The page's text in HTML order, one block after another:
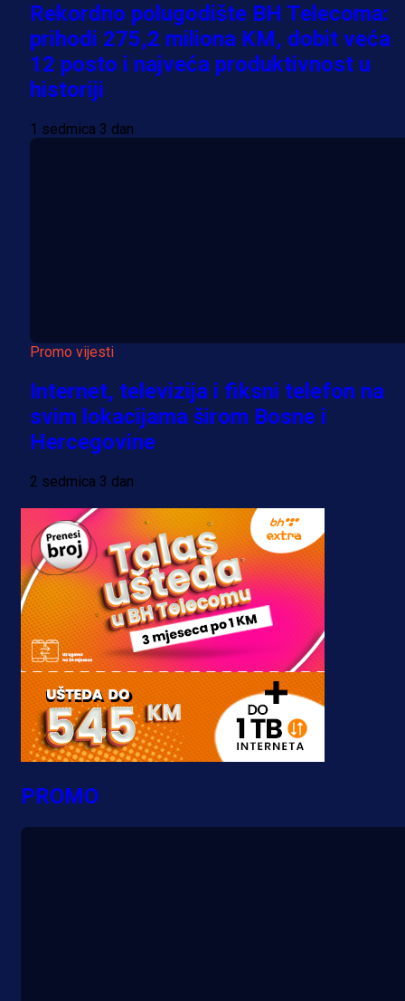
Rekordno polugodište BH Telecoma:
prihodi 275,2 miliona KM, dobit veća
12 posto i najveća produktivnost u
historiji
1 sedmica 3 dan
Promo vijesti
Internet, televizija i fiksni telefon na
svim lokacijama širom Bosne i
Hercegovine
2 sedmica 3 dan
PROMO